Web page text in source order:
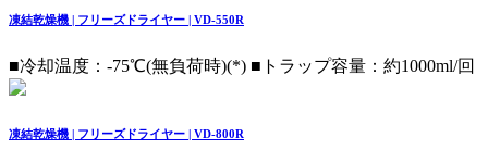
凍結乾燥機 | フリーズドライヤー | VD-550R
■冷却温度：-75℃(無負荷時)(*) ■トラップ容量：約1000ml/回
凍結乾燥機 | フリーズドライヤー | VD-800R